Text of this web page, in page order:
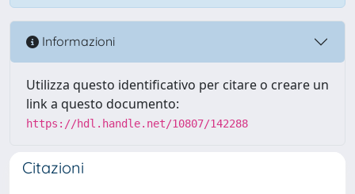
Informazioni
Utilizza questo identificativo per citare o creare un
link a questo documento:
https://hdl.handle.net/10807/142288
Citazioni